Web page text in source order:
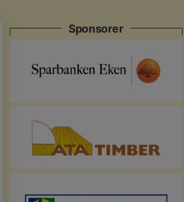
Sponsorer